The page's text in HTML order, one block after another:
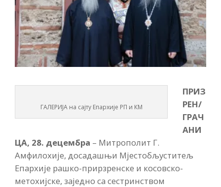
ГАЛЕРИЈА на сајту Епархије РП и КМ
ПРИЗ
РЕН/
ГРАЧ
АНИ
ЦА, 28. децембра – Митрополит Г.
Амфилохије, досадашњи Мјестобљуститељ
Епархије рашко-прирзренске и косовско-
метохијске, заједно са сестринством